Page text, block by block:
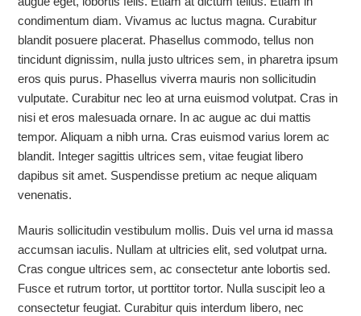
condimentum diam. Vivamus ac luctus magna. Curabitur
blandit posuere placerat. Phasellus commodo, tellus non
tincidunt dignissim, nulla justo ultrices sem, in pharetra ipsum
eros quis purus. Phasellus viverra mauris non sollicitudin
vulputate. Curabitur nec leo at urna euismod volutpat. Cras in
nisi et eros malesuada ornare. In ac augue ac dui mattis
tempor. Aliquam a nibh urna. Cras euismod varius lorem ac
blandit. Integer sagittis ultrices sem, vitae feugiat libero
dapibus sit amet. Suspendisse pretium ac neque aliquam
venenatis.
Mauris sollicitudin vestibulum mollis. Duis vel urna id massa
accumsan iaculis. Nullam at ultricies elit, sed volutpat urna.
Cras congue ultrices sem, ac consectetur ante lobortis sed.
Fusce et rutrum tortor, ut porttitor tortor. Nulla suscipit leo a
consectetur feugiat. Curabitur quis interdum libero, nec